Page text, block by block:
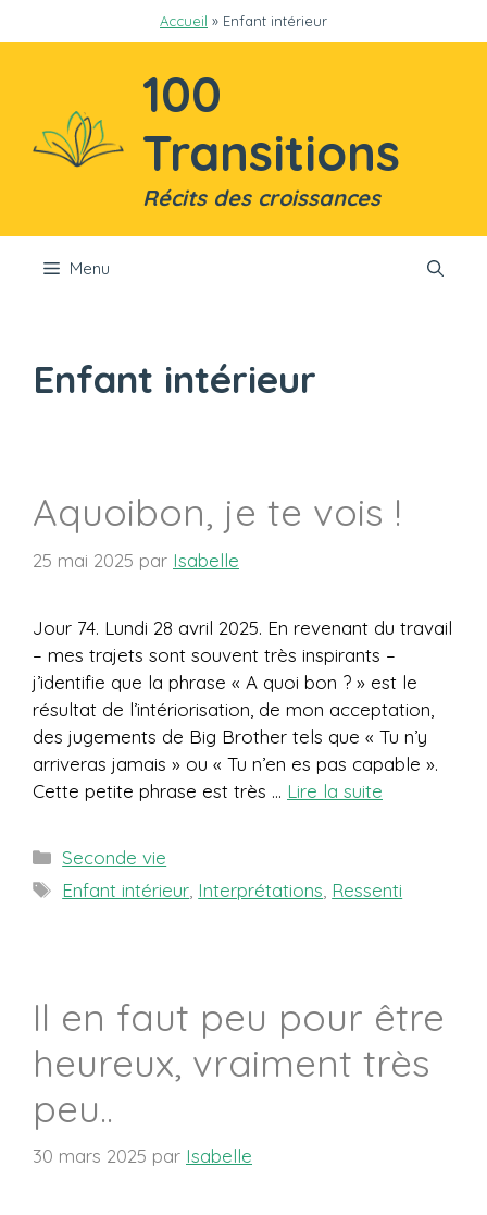
au
Accueil » Enfant intérieur
100
Transitions
Récits des croissances
Menu
Enfant intérieur
Aquoibon, je te vois !
25 mai 2025 par Isabelle
Jour 74. Lundi 28 avril 2025. En revenant du travail
– mes trajets sont souvent très inspirants –
j’identifie que la phrase « A quoi bon ? » est le
résultat de l’intériorisation, de mon acceptation,
des jugements de Big Brother tels que « Tu n’y
arriveras jamais » ou « Tu n’en es pas capable ».
Cette petite phrase est très … Lire la suite
Catégories
Seconde vie
Étiquettes
Enfant intérieur Interprétations Ressenti
Il en faut peu pour être
heureux, vraiment très
peu..
30 mars 2025 par Isabelle